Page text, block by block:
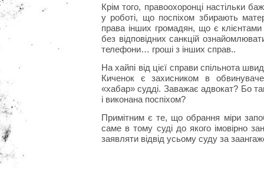
Крім того, правоохоронці настільки
у роботі, що поспіхом збирають
права інших громадян, що є
без відповідних санкцій
телефони… гроші з інших справ..
На хайпі від цієї справи спільнота
Киченок є захисником в
«хабар» судді. Заважає адвокат? Бо
і виконана поспіхом?
Примітним є те, що обрання міри
саме в тому суді до якого імовірно
заявляти відвід усьому суду за